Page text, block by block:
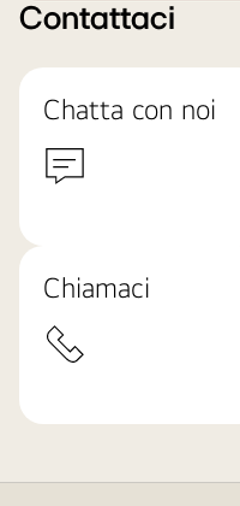
Contattaci
Chatta con noi
Chiamaci